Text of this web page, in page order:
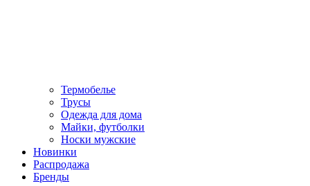
Термобелье
Трусы
Одежда для дома
Майки, футболки
Носки мужские
Новинки
Распродажа
Бренды